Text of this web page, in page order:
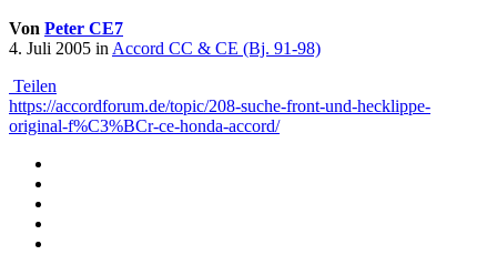
Von Peter CE7
4. Juli 2005 in Accord CC & CE (Bj. 91-98)
Teilen
https://accordforum.de/topic/208-suche-front-und-hecklippe-
original-f%C3%BCr-ce-honda-accord/